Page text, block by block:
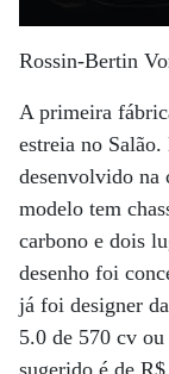
Rossin-Bertin
A primeira
estreia no
desenvolvido na
modelo tem
carbono e dois
desenho foi
já foi designer
5.0 de 570 cv
sugerido é de